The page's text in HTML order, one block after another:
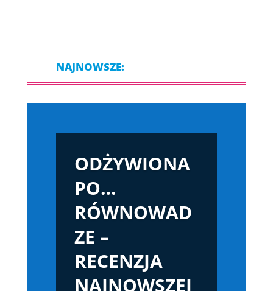
NAJNOWSZE:
ODŻYWIONA
PO…
RÓWNOWAD
ZE –
RECENZJA
NAJNOWSZEJ